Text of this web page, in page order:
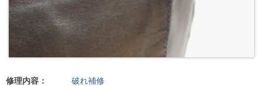
修理内容：
破れ補修